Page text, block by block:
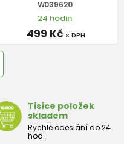
W039620
24 hodin
499 Kč s DPH
Tisíce položek
skladem
Rychlé odeslání do 24
hod.